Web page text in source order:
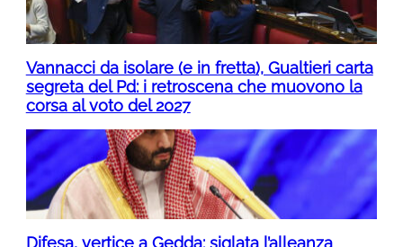
Vannacci da isolare (e in fretta), Gualtieri carta
segreta del Pd: i retroscena che muovono la
corsa al voto del 2027
Difesa, vertice a Gedda: siglata l’alleanza